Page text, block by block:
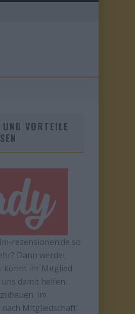
VORTEILE
rezensionen.de so
Dann werdet
könnt ihr Mitglied
damit helfen,
Im
Mitgliedschaft